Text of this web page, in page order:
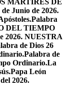
MÁRTIRES DE
Junio de 2026.
Palabra
DEL TIEMPO
2026. NUESTRA
de Dios 26
Palabra de
Ordinario.La
Papa León
2026.